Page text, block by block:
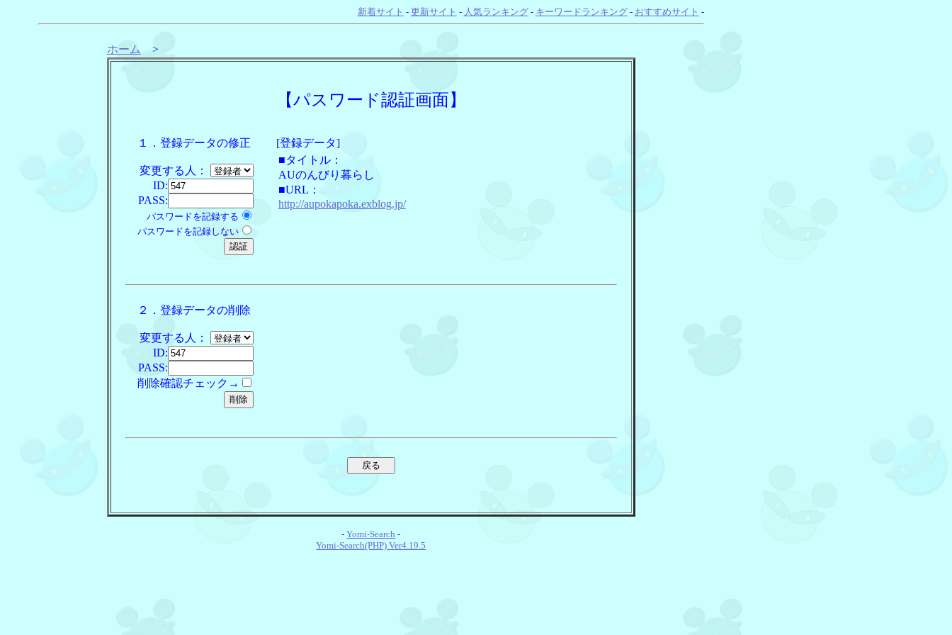
新着サイト - 更新サイト - 人気ランキング- キーワードランキング- おすすめサイト -
ホーム >
【パスワード認証画面】
１．登録データの修正
変更する人：
ID:
PASS:
パスワードを記録する
パスワードを記録しない
[登録データ]
■タイトル：
AUのんびり暮らし
■URL：
http://aupokapoka.exblog.jp/
２．登録データの削除
変更する人：
ID:
PASS:
削除確認チェック→
-Yomi-Search -
Yomi-Search(PHP) Ver4.19.5